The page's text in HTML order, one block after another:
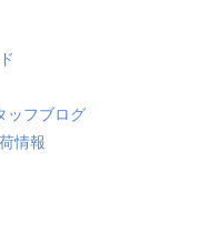
ッフブログ
情報